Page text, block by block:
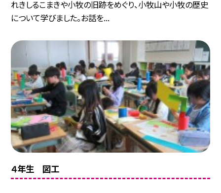
れきしるこまきや小牧の旧跡をめぐり、小牧山や小牧の歴史
について学びました。お話を...
４年生 図工